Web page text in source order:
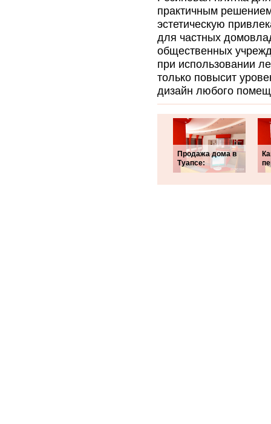
практичным
эстетическую
для частных
общественных
при использовании
только повысит
дизайн любого
Продажа дома в
Туапсе: